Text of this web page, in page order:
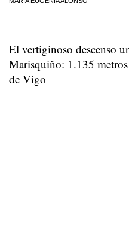
El vertiginoso descenso
Marisquiño: 1.135
de Vigo